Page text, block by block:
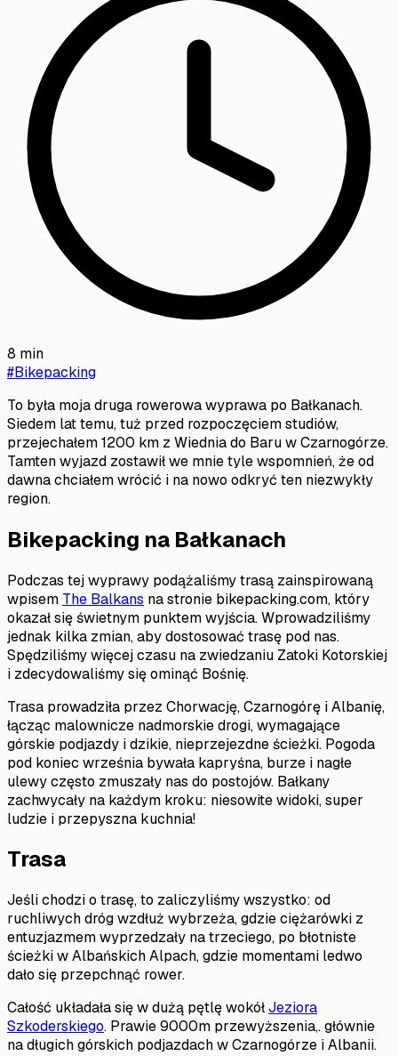
8 min
#Bikepacking
To była moja druga rowerowa wyprawa po Bałkanach.
Siedem lat temu, tuż przed rozpoczęciem studiów,
przejechałem 1200 km z Wiednia do Baru w Czarnogórze.
Tamten wyjazd zostawił we mnie tyle wspomnień, że od
dawna chciałem wrócić i na nowo odkryć ten niezwykły
region.
Bikepacking na Bałkanach
Podczas tej wyprawy podążaliśmy trasą zainspirowaną
wpisem The Balkans na stronie bikepacking.com, który
okazał się świetnym punktem wyjścia. Wprowadziliśmy
jednak kilka zmian, aby dostosować trasę pod nas.
Spędziliśmy więcej czasu na zwiedzaniu Zatoki Kotorskiej
i zdecydowaliśmy się ominąć Bośnię.
Trasa prowadziła przez Chorwację, Czarnogórę i Albanię,
łącząc malownicze nadmorskie drogi, wymagające
górskie podjazdy i dzikie, nieprzejezdne ścieżki. Pogoda
pod koniec września bywała kapryśna, burze i nagłe
ulewy często zmuszały nas do postojów. Bałkany
zachwycały na każdym kroku: niesowite widoki, super
ludzie i przepyszna kuchnia!
Trasa
Jeśli chodzi o trasę, to zaliczyliśmy wszystko: od
ruchliwych dróg wzdłuż wybrzeża, gdzie ciężarówki z
entuzjazmem wyprzedzały na trzeciego, po błotniste
ścieżki w Albańskich Alpach, gdzie momentami ledwo
dało się przepchnąć rower.
Całość układała się w dużą pętlę wokółJeziora
Szkoderskiego. Prawie 9000m przewyższenia,. głównie
na długich górskich podjazdach w Czarnogórze i Albanii.